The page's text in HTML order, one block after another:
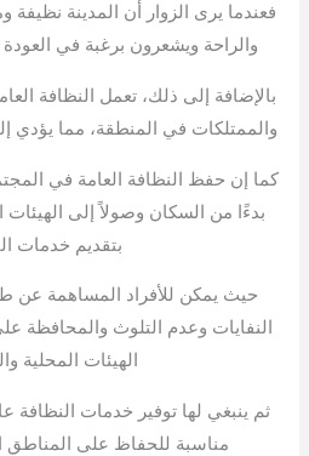
فعندما يرى الزوار أن المدينة نظيفة
والراحة ويشعرون برغبة في العودة
بالإضافة إلى ذلك، تعمل النظافة
والممتلكات في المنطقة، مما يؤدي
كما إن حفظ النظافة العامة في
بدءًا من السكان وصولاً إلى الهيئات
بتقديم خدمات
حيث يمكن للأفراد المساهمة عن
النفايات وعدم التلوث والمحافظة
الهيئات المحلية
ثم ينبغي لها توفير خدمات النظافة
مناسبة للحفاظ على المناطق